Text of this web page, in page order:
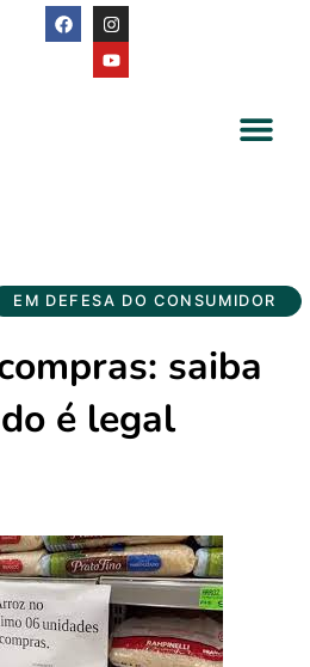
EM DEFESA DO CONSUMIDOR
saiba
é legal